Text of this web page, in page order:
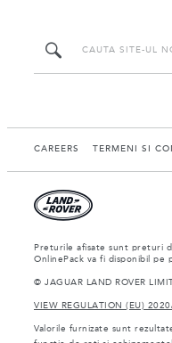
CAREERS TERMENI SI
Preturile afisate sunt preturi
OnlinePack va fi disponibil pe
© JAGUAR LAND ROVER
VIEW REGULATION (EU)
Valorile furnizate sunt